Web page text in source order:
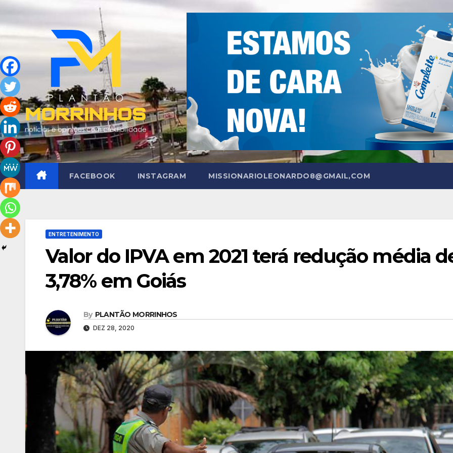
Skip
to
content
FACEBOOK INSTAGRAM MISSIONARIOLEONARDO8@GMAIL,COM
ENTRETENIMENTO
Valor do IPVA em 2021 terá redução média
3,78% em Goiás
By PLANTÃO MORRINHOS
DEZ 28, 2020